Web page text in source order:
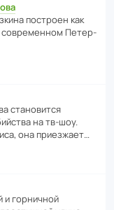
пост­роен как
совре­менном Пете­р­
стано­вится
на тв-шоу.
она приезжает…
и горни­чной